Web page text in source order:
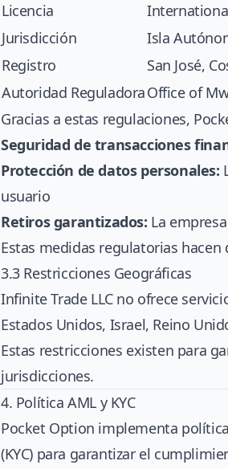
Licencia
Jurisdicción
Isla
Registro
San José,
Autoridad ReguladoraOffice of
Gracias a estas regulaciones,
Seguridad de transacciones
Protección de datos personales:
usuario
Retiros garantizados: La
Estas medidas regulatorias
3.3 Restricciones Geográficas
Infinite Trade LLC no ofrece
Estados Unidos, Israel, Reino
Estas restricciones existen para
jurisdicciones.
4. Política AML y KYC
Pocket Option implementa
(KYC) para garantizar el